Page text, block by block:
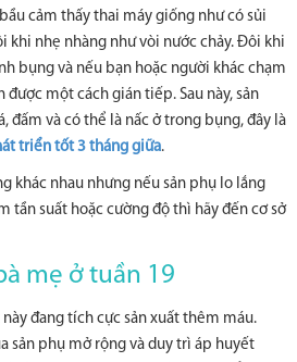
cảm thấy thai máy giống như có sủi
khi nhẹ nhàng như vòi nước chảy. Đôi khi
bụng và nếu bạn hoặc người khác chạm
một cách gián tiếp. Sau này, sản
đấm và có thể là nấc ở trong bụng, đây là
triển tốt 3 tháng giữa.
khác nhau nhưng nếu sản phụ lo lắng
tần suất hoặc cường độ thì hãy đến cơ sở
mẹ ở tuần 19
đang tích cực sản xuất thêm máu.
sản phụ mở rộng và duy trì áp huyết